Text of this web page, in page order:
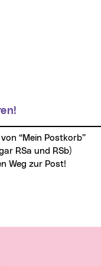
RSa und RSb)
Weg zur Post!